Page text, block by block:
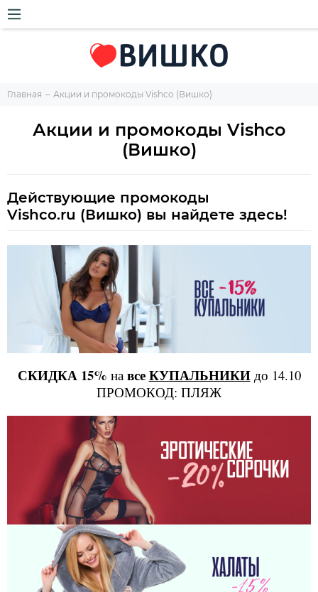
Главная Акции и промокоды Vishco (Вишко)
Акции и промокоды Vishco
(Вишко)
Действующие промокоды
Vishco.ru (Вишко) вы найдете здесь!
СКИДКА 15% на всеКУПАЛЬНИКИдо 14.10
ПРОМОКОД: ПЛЯЖ